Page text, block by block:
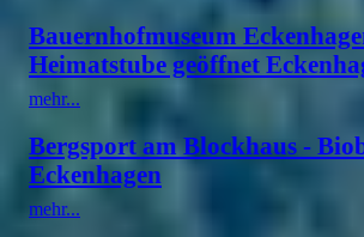
Bauernhofmuseum
Heimatstube geöffnet
mehr...
Bergsport am Blockhaus -
Eckenhagen
mehr...